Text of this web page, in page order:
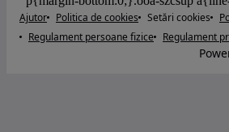
Ajutor Politica de cookies Setări cookies
Regulament persoane fizice
Regulament